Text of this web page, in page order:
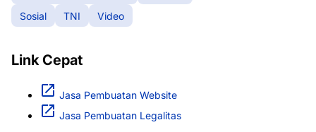
Sosial
TNI Video
Link Cepat
Jasa Pembuatan Website
Jasa Pembuatan Legalitas